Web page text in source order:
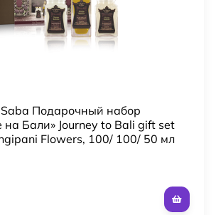
Подарочный набор
на Бали» Journey to Bali gift set
Flowers, 100/ 100/ 50 мл